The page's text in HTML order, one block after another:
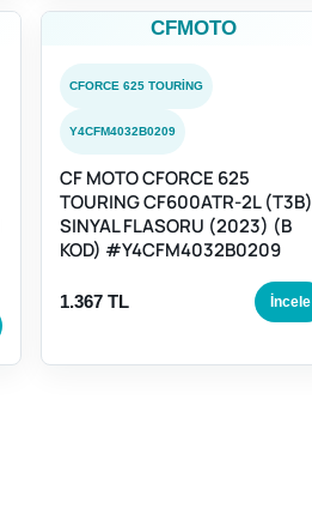
CFMOTO
CFORCE 625 TOURING
Y4CFM4032B0209
CF MOTO CFORCE 625
TOURING CF600ATR-2L (T3B)
SINYAL FLASORU (2023) (B
KOD) #Y4CFM4032B0209
1.367 TL İncele